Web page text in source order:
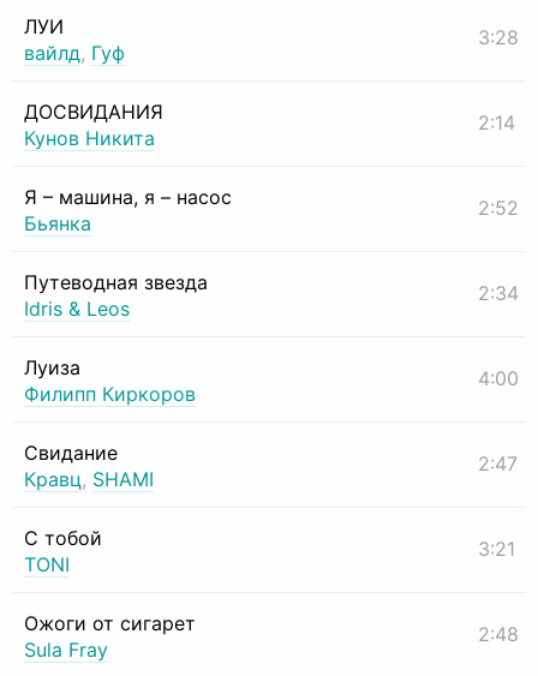
ЛУИ
вайлд, Гуф
3:28
ДОСВИДАНИЯ
Кунов Никита
2:14
Я – машина, я – насос
Бьянка
2:52
Путеводная звезда
Idris & Leos
2:34
Луиза
Филипп Киркоров
4:00
Свидание
Кравц, SHAMI
2:47
С тобой
TONI
3:21
Ожоги от сигарет
Sula Fray
2:48